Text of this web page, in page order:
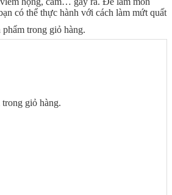
phẩm trong giỏ hàng.
giỏ hàng.
có thể thực hành với cách làm mứt quất